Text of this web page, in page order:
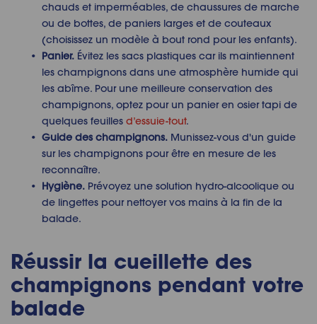
chauds et imperméables, de chaussures de marche
ou de bottes, de paniers larges et de couteaux
(choisissez un modèle à bout rond pour les enfants).
Panier. Évitez les sacs plastiques car ils maintiennent
les champignons dans une atmosphère humide qui
les abîme. Pour une meilleure conservation des
champignons, optez pour un panier en osier tapi de
quelques feuilles d’essuie-tout.
Guide des champignons. Munissez-vous d'un guide
sur les champignons pour être en mesure de les
reconnaître.
Hygiène. Prévoyez une solution hydro-alcoolique ou
de lingettes pour nettoyer vos mains à la fin de la
balade.
Réussir la cueillette des
champignons pendant votre
balade